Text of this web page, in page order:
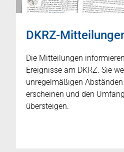
DKRZ-
Die Mitteilungen
Ereignisse am DKRZ. Sie
unregelmäßigen
erscheinen und den
übersteigen.